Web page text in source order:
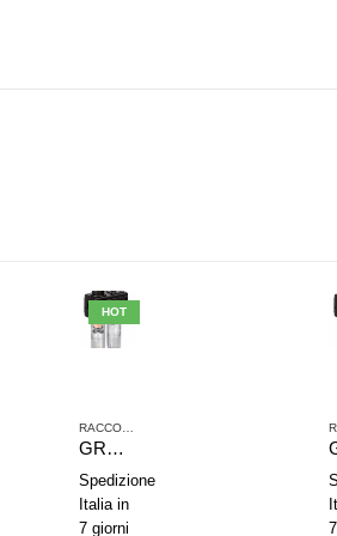
TRATTAMENTO ARIA COMPRESSA
HOT
GRUPPO DI TRATTAMENTO ARIA IN 2 PARTI AVENTICS SERIE NL2-ACD 0821300401
Spedizione
Italia in
7 giorni